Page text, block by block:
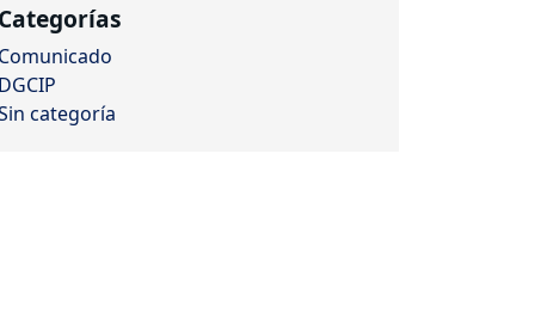
Categorías
Comunicado
DGCIP
categoría